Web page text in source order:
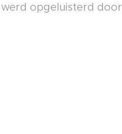
opgeluisterd door